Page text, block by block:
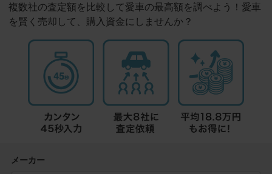
複数社の査定額を比較して愛車の最高額を調べよう！愛車
を賢く売却して、購入資金にしませんか？
メーカー